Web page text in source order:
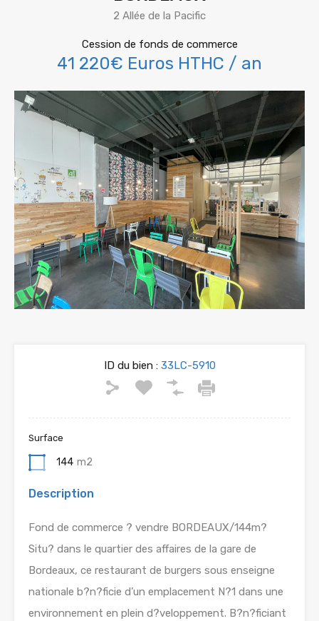
2 Allée de la Pacific
Cession de fonds de commerce
41 220€ Euros HTHC / an
ID du bien :33LC-5910
Surface
144 m2
Description
Fond de commerce ? vendre BORDEAUX/144m?
Situ? dans le quartier des affaires de la gare de
Bordeaux, ce restaurant de burgers sous enseigne
nationale b?n?ficie d’un emplacement N?1 dans une
environnement en plein d?veloppement. B?n?ficiant